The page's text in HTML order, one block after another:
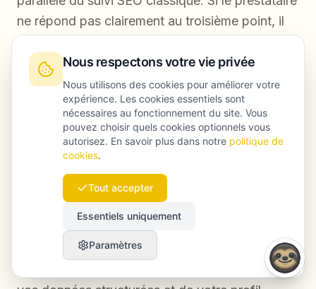
ne répond pas clairement au troisième point, il
travaille probablement encore avec une vision
du SEO datée d’avant 2024.
Comment fonctionne le SEO local dans la
pratique ?
Le SEO local repose sur l’alignement de votre
site web, de votre Google Business Profile, de
Nous respectons votre vie privée
Nous utilisons des cookies pour améliorer votre
expérience. Les cookies essentiels sont
nécessaires au fonctionnement du site. Vous
pouvez choisir quels cookies optionnels vous
autorisez. En savoir plus dans notre politique de
cookies.
Tout accepter
Essentiels uniquement
Paramètres